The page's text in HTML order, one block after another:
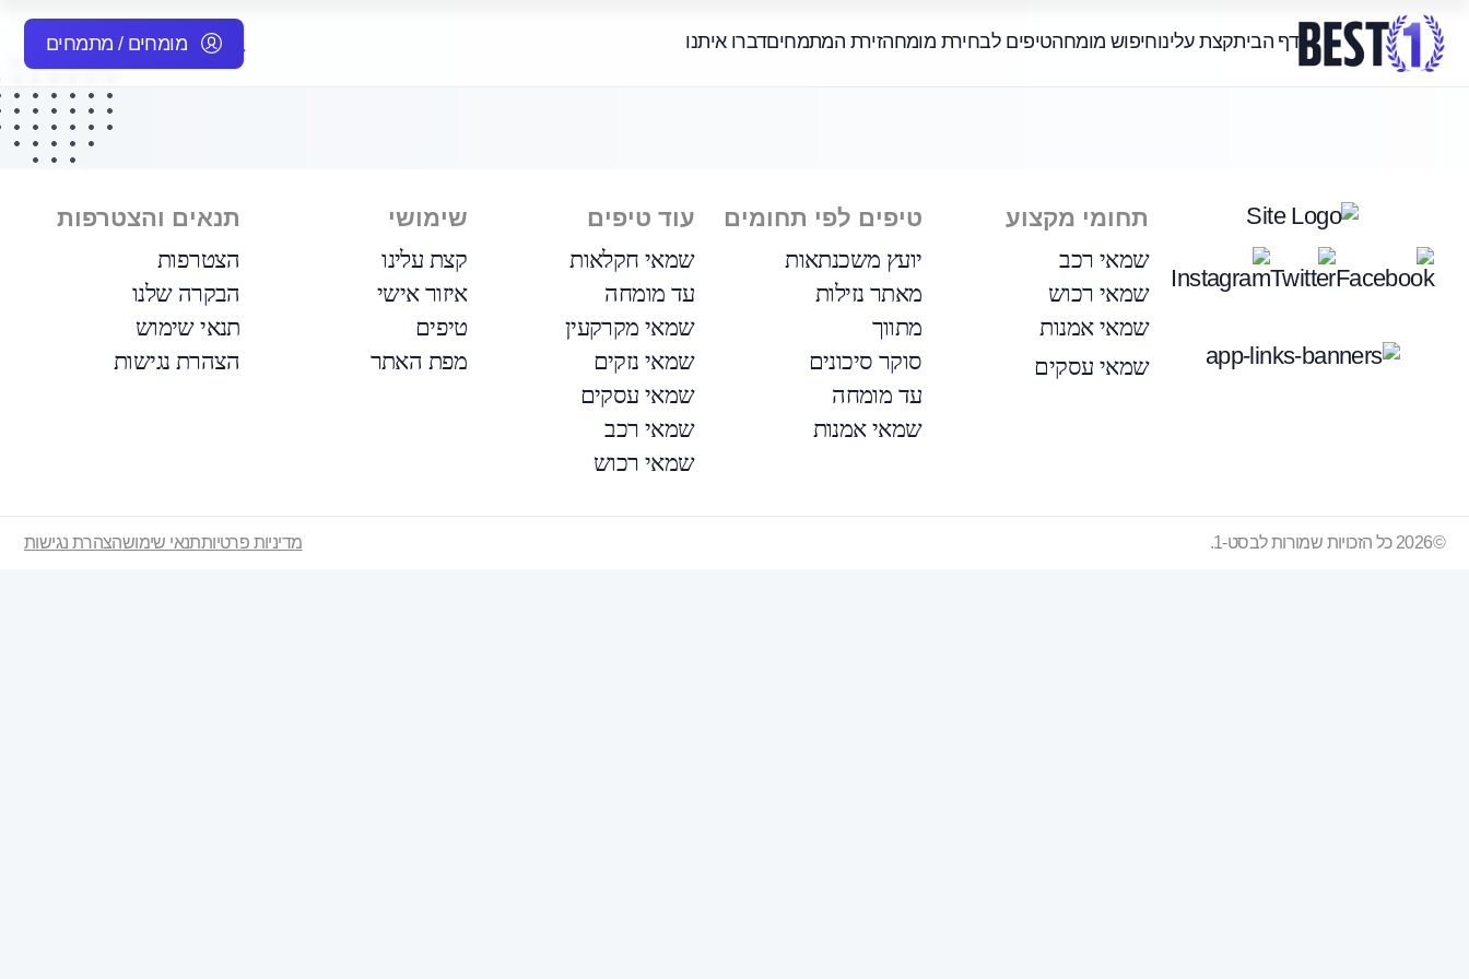
דף הביתקצת עלינוחיפוש מומחהטיפים לבחירת מומחהזירת המתמחיםדברו איתנו מומחים / מתמחים
תחומי מקצוע
שמאי רכב
שמאי רכוש
שמאי אמנות
שמאי עסקים
טיפים לפי תחומים
יועץ משכנתאות
מאתר נזילות
מתווך
סוקר סיכונים
עד מומחה
שמאי אמנות
עוד טיפים
שמאי חקלאות
עד מומחה
שמאי מקרקעין
שמאי נזקים
שמאי עסקים
שמאי רכב
שמאי רכוש
שימושי
קצת עלינו
איזור אישי
טיפים
מפת האתר
תנאים והצטרפות
הצטרפות
הבקרה שלנו
תנאי שימוש
הצהרת נגישות
©2026 כל הזכויות שמורות לבסט-1. מדיניות פרטיותתנאי שימושהצהרת נגישות